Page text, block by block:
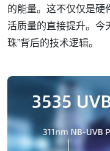
的能量。这不仅仅是硬
活质量的直接提升。今
珠”背后的技术逻辑。